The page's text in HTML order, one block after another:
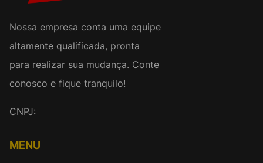
Nossa empresa conta uma equipe
altamente qualificada, pronta
para realizar sua mudança. Conte
conosco e fique tranquilo!
CNPJ:
MENU